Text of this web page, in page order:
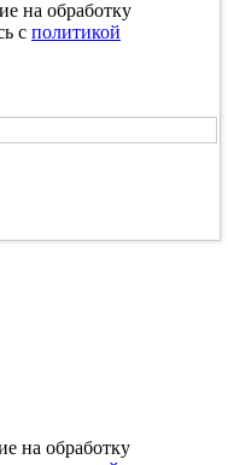
на обработку
с политикой
на обработку